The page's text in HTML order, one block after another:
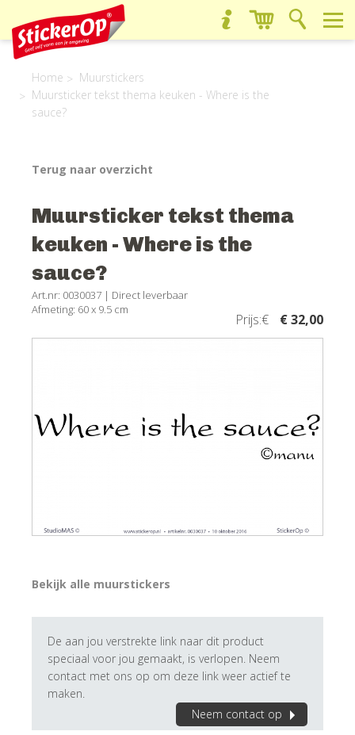
Home
Muurstickers
Muursticker tekst thema keuken - Where is the
sauce?
Terug naar overzicht
Muursticker tekst thema
keuken - Where is the
sauce?
Art.nr: 0030037 | Direct leverbaar
Afmeting: 60 x 9.5 cm
Prijs:€ € 32,00
Bekijk alle muurstickers
De aan jou verstrekte link naar dit product
speciaal voor jou gemaakt, is verlopen. Neem
contact met ons op om deze link weer actief te
maken.
Neem contact op